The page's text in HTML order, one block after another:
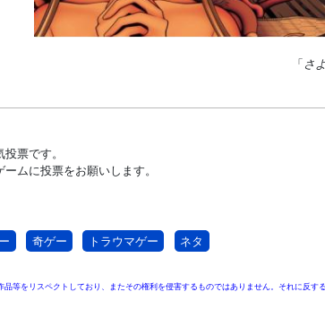
「 さ
票です。
ムに投票をお願いします。
奇ゲー トラウマゲー ネタ
等をリスペクトしており、またその権利を侵害するものではありません。それに反す